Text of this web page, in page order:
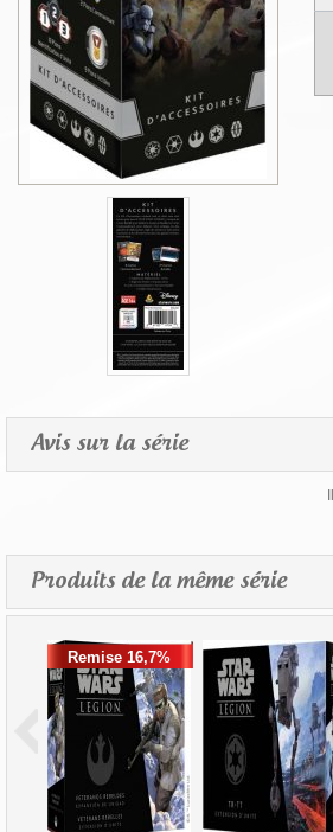
Avis sur la série
Produits de la même série
Remise 16,7%